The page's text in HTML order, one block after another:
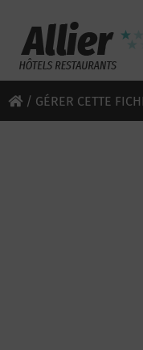
/ GÉRER CETTE